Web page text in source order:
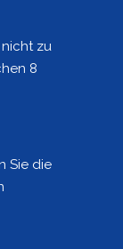
zu
8
Sie die